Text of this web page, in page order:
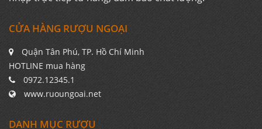
CỬA HÀNG RƯỢU NGOẠI
Quận Tân Phú, TP. Hồ Chí Minh
HOTLINE mua hàng
0972.12345.1
www.ruoungoai.net
DANH MỤC RƯỢU